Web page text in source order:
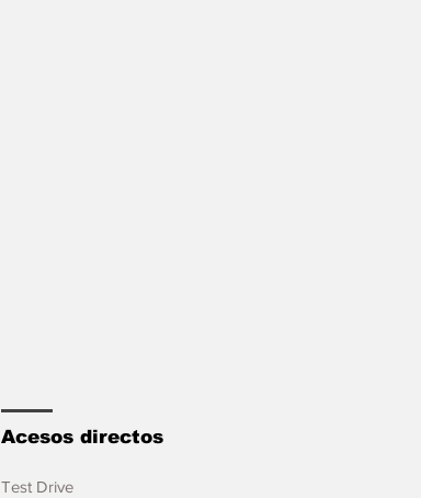
Acesos directos
Test Drive